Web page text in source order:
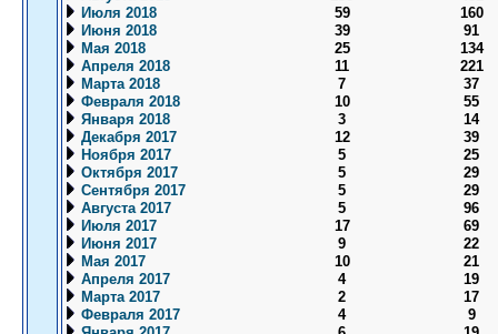
Июля 2018
59
160
Июня 2018
39
91
Мая 2018
25
134
Апреля 2018
11
221
Марта 2018
7
37
Февраля 2018
10
55
Января 2018
3
14
Декабря 2017
12
39
Ноября 2017
5
25
Октября 2017
5
29
Сентября 2017
5
29
Августа 2017
5
96
Июля 2017
17
69
Июня 2017
9
22
Мая 2017
10
21
Апреля 2017
4
19
Марта 2017
2
17
Февраля 2017
4
9